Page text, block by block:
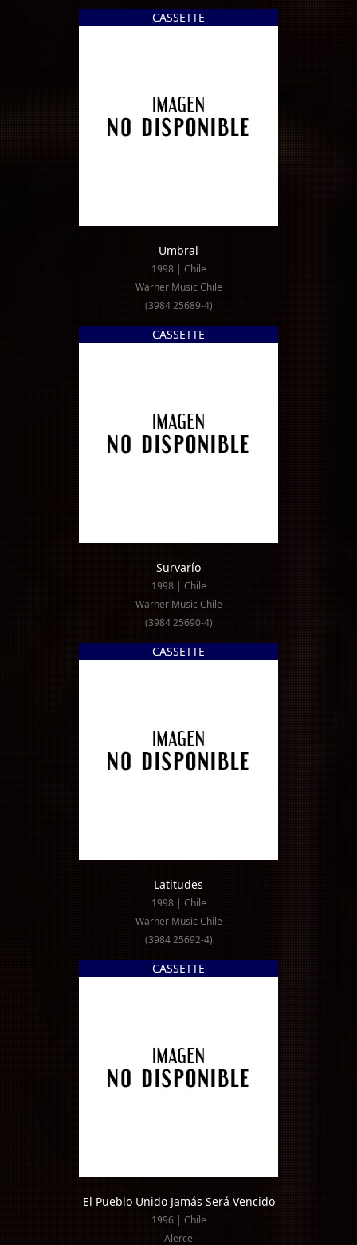
CASSETTE
Umbral
1998 | Chile
Warner Music Chile
(3984 25689-4)
CASSETTE
Survarío
1998 | Chile
Warner Music Chile
(3984 25690-4)
CASSETTE
Latitudes
1998 | Chile
Warner Music Chile
(3984 25692-4)
CASSETTE
El Pueblo Unido Jamás Será Vencido
1996 | Chile
Alerce